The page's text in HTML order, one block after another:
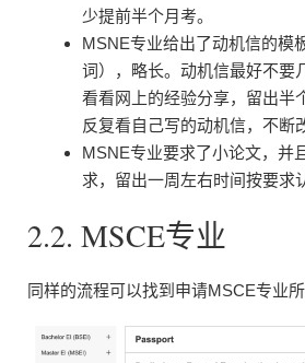
少提前半个月考。
MSNE专业给出了动机信的模
词），略长。动机信最好不要
看看网上的经验分享，留出半
反复看自己写的动机信，不断
MSNE专业要求了小论文，并
求，留出一周左右时间按要求
2.2. MSCE专业
同样的流程可以找到申请MSCE专业